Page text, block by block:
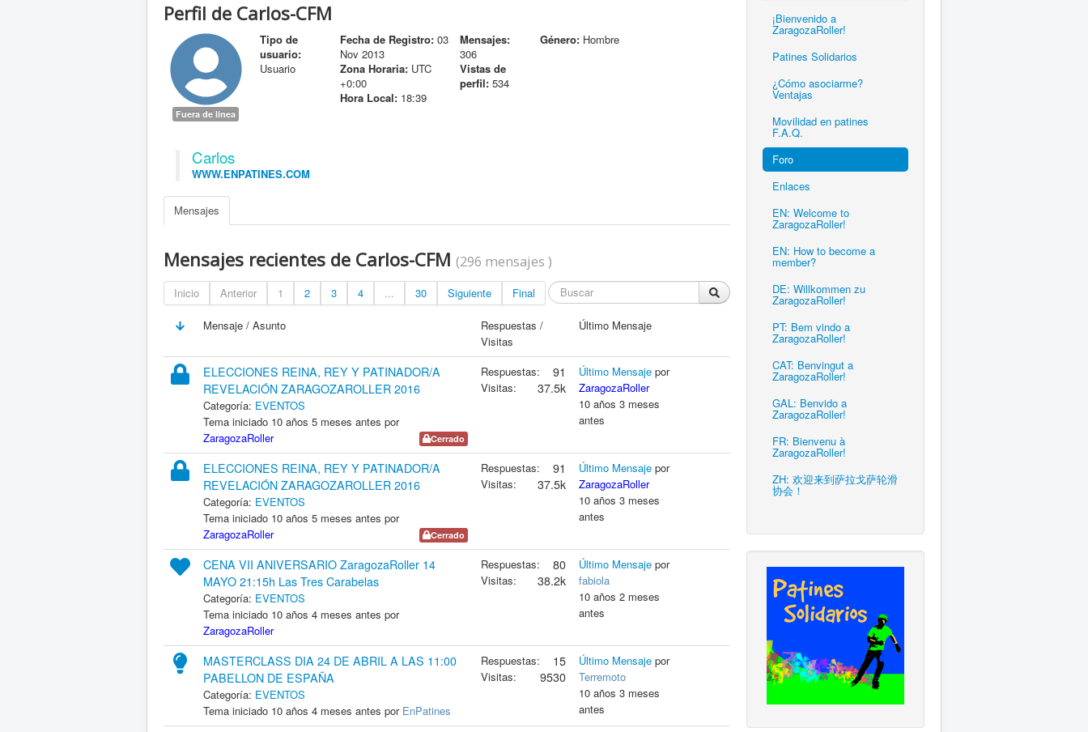
Perfil de Carlos-CFM
Fuera de línea
Tipo de
usuario:
Usuario
Fecha de Registro: 03
Nov 2013
Zona Horaria: UTC
+0:00
Hora Local: 18:39
Mensajes:
306
Vistas de
perfil: 534
Género: Hombre
Carlos
WWW.ENPATINES.COM
Mensajes
Mensajes recientes de Carlos-CFM (296 mensajes )
Inicio Anterior 1 2 3 4 ... 30 Siguiente Final
Mensaje / Asunto
Respuestas /
Visitas
Último Mensaje
ELECCIONES REINA, REY Y PATINADOR/A
REVELACIÓN ZARAGOZAROLLER 2016
Categoría: EVENTOS
Tema iniciado 10 años 5 meses antes por
ZaragozaRoller
Cerrado
Respuestas: 91
Visitas: 37.5k
Último Mensaje por
ZaragozaRoller
10 años 3 meses
antes
ELECCIONES REINA, REY Y PATINADOR/A
REVELACIÓN ZARAGOZAROLLER 2016
Categoría: EVENTOS
Tema iniciado 10 años 5 meses antes por
ZaragozaRoller
Cerrado
Respuestas: 91
Visitas: 37.5k
Último Mensaje por
ZaragozaRoller
10 años 3 meses
antes
CENA VII ANIVERSARIO ZaragozaRoller 14
MAYO 21:15h Las Tres Carabelas
Categoría: EVENTOS
Tema iniciado 10 años 4 meses antes por
ZaragozaRoller
Respuestas: 80
Visitas: 38.2k
Último Mensaje por
fabiola
10 años 2 meses
antes
MASTERCLASS DIA 24 DE ABRIL A LAS 11:00
PABELLON DE ESPAÑA
Categoría: EVENTOS
Tema iniciado 10 años 4 meses antes por EnPatines
Respuestas: 15
Visitas: 9530
Último Mensaje por
Terremoto
10 años 3 meses
antes
¡Bienvenido a
ZaragozaRoller!
Patines Solidarios
¿Cómo asociarme?
Ventajas
Movilidad en patines
F.A.Q.
Foro
Enlaces
EN: Welcome to
ZaragozaRoller!
EN: How to become a
member?
DE: Willkommen zu
ZaragozaRoller!
PT: Bem vindo a
ZaragozaRoller!
CAT: Benvingut a
ZaragozaRoller!
GAL: Benvido a
ZaragozaRoller!
FR: Bienvenu à
ZaragozaRoller!
ZH: 欢迎来到萨拉戈萨轮滑
协会！